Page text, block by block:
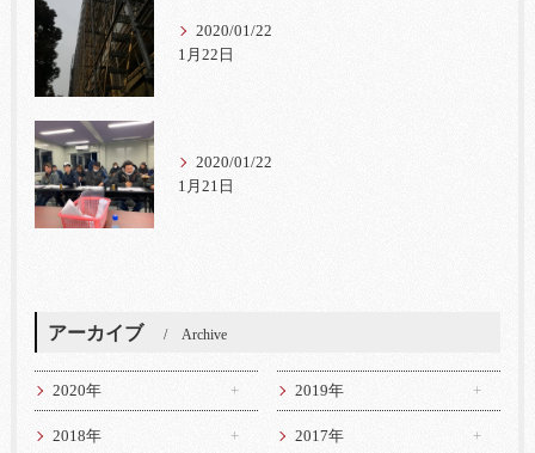
2020/01/22
1月22日
2020/01/22
1月21日
アーカイブ Archive
2020年 2019年
2018年 2017年